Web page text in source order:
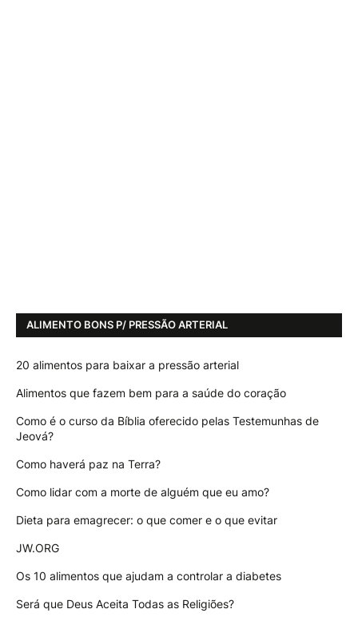
ALIMENTO BONS P/ PRESSÃO ARTERIAL
20 alimentos para baixar a pressão arterial
Alimentos que fazem bem para a saúde do coração
Como é o curso da Bíblia oferecido pelas Testemunhas de
Jeová?
Como haverá paz na Terra?
Como lidar com a morte de alguém que eu amo?
Dieta para emagrecer: o que comer e o que evitar
JW.ORG
Os 10 alimentos que ajudam a controlar a diabetes
Será que Deus Aceita Todas as Religiões?